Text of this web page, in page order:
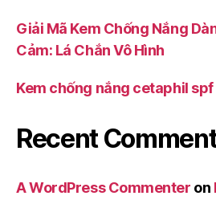
Giải Mã Kem Chống Nắng
Cảm: Lá Chắn Vô Hình
Kem chống nắng cetaphil
Recent
A WordPress Commenter on